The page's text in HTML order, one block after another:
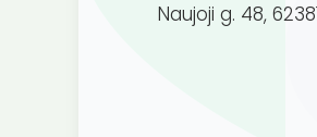
Naujoji g. 48,